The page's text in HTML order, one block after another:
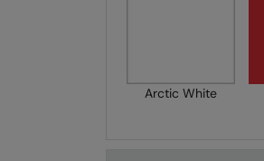
Arctic White